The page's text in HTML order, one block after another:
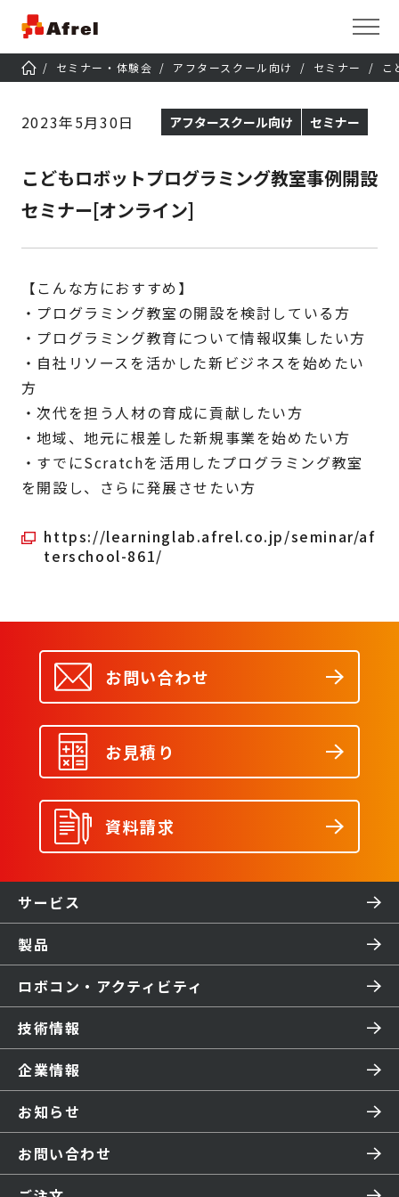
セミナー・体験会 アフタースクール向け セミナー こ
2023年5月30日 アフタースクール向け セミナー
こどもロボットプログラミング教室事例開設
セミナー[オンライン]
【こんな方におすすめ】
・プログラミング教室の開設を検討している方
・プログラミング教育について情報収集したい方
・自社リソースを活かした新ビジネスを始めたい
方
・次代を担う人材の育成に貢献したい方
・地域、地元に根差した新規事業を始めたい方
・すでにScratchを活用したプログラミング教室
を開設し、さらに発展させたい方
https://learninglab.afrel.co.jp/seminar/af
terschool-861/
お問い合わせ
お見積り
資料請求
サービス
製品
ロボコン・アクティビティ
技術情報
企業情報
お知らせ
お問い合わせ